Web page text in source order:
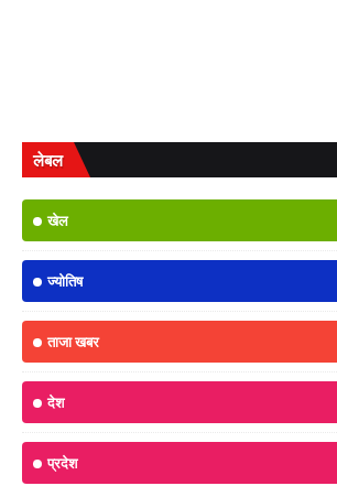
लेबल
खेल
ज्योतिष
ताजा खबर
देश
प्रदेश